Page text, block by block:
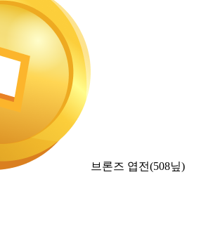
브론즈 엽전(508닢)